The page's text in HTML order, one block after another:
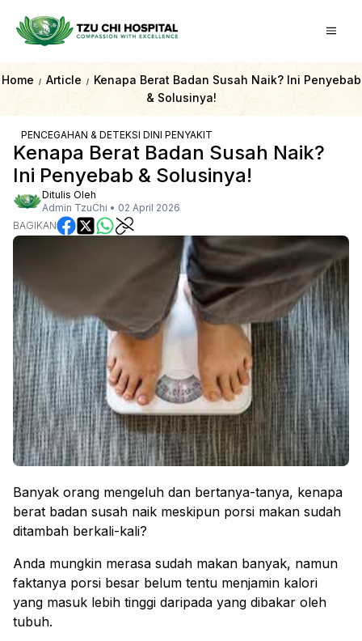
Home / Article /
Kenapa Berat Badan Susah Naik? Ini Penyebab
& Solusinya!
PENCEGAHAN & DETEKSI DINI PENYAKIT
Kenapa Berat Badan Susah Naik?
Ini Penyebab & Solusinya!
Ditulis Oleh
Admin TzuChi • 02 April 2026
BAGIKAN
Banyak orang mengeluh dan bertanya-tanya, kenapa
berat badan susah naik meskipun porsi makan sudah
ditambah berkali-kali?
Anda mungkin merasa sudah makan banyak, namun
faktanya porsi besar belum tentu menjamin kalori
yang masuk lebih tinggi daripada yang dibakar oleh
tubuh.